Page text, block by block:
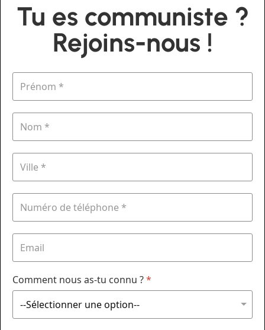
Tu es communiste ?
Rejoins-nous !
Comment nous as-tu connu ?*